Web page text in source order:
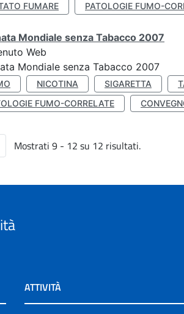
FUMARE
PATOLOGIE FUMO-
Mondiale senza Tabacco 2007
Web
Mondiale senza Tabacco 2007
NICOTINA SIGARETTA
FUMO-CORRELATE
Mostrati 9 - 12 su 12 risultati.
ATTIVITÀ